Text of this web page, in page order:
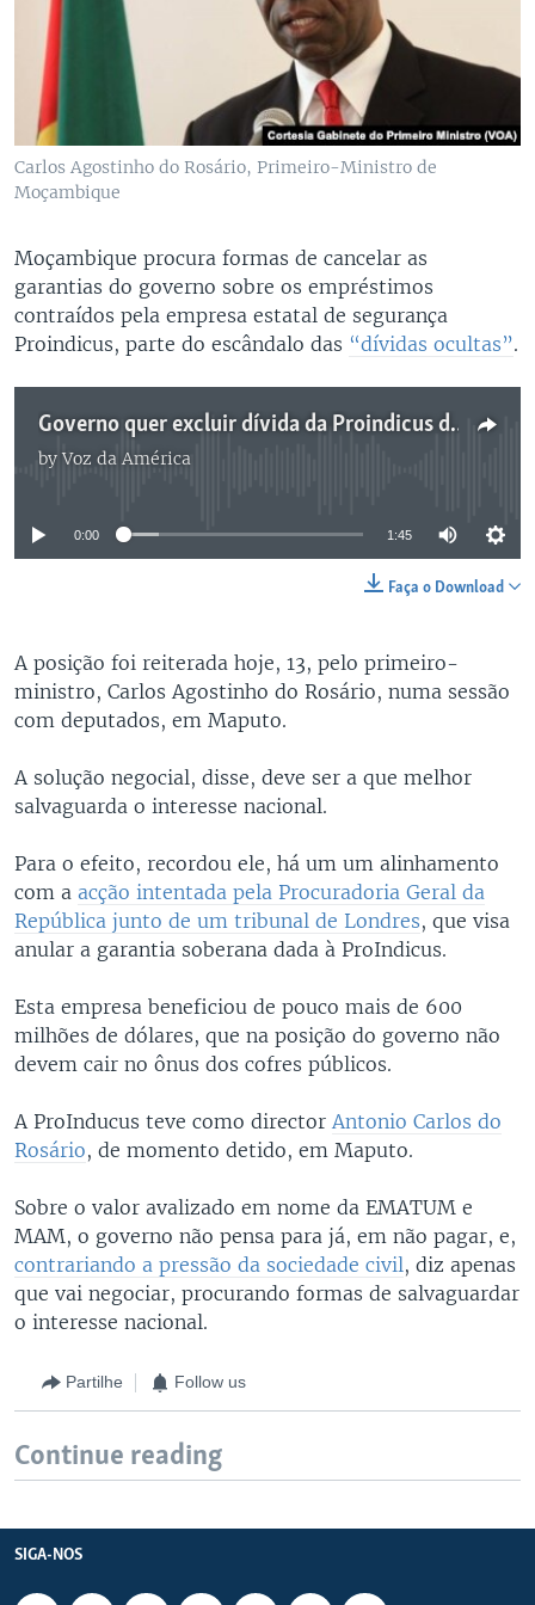
Carlos Agostinho do Rosário, Primeiro-Ministro de
Moçambique
Moçambique procura formas de cancelar as
garantias do governo sobre os empréstimos
contraídos pela empresa estatal de segurança
Proindicus, parte do escândalo das “dívidas ocultas”.
Governo quer excluir dívida da Proindicus da responsabilidade do Estado
byVoz da América
No media source currently available
0:00 1:45
Faça o Download
A posição foi reiterada hoje, 13, pelo primeiro-
ministro, Carlos Agostinho do Rosário, numa sessão
com deputados, em Maputo.
A solução negocial, disse, deve ser a que melhor
salvaguarda o interesse nacional.
Para o efeito, recordou ele, há um um alinhamento
com a acção intentada pela Procuradoria Geral da
República junto de um tribunal de Londres, que visa
anular a garantia soberana dada à ProIndicus.
Esta empresa beneficiou de pouco mais de 600
milhões de dólares, que na posição do governo não
devem cair no ônus dos cofres públicos.​
A ProInducus teve como director Antonio Carlos do
Rosário, de momento detido, em Maputo.
Sobre o valor avalizado em nome da EMATUM e
MAM, o governo não pensa para já, em não pagar, e,
contrariando a pressão da sociedade civil, diz apenas
que vai negociar, procurando formas de salvaguardar
o interesse nacional.
Partilhe Follow us
Continue reading
SIGA-NOS